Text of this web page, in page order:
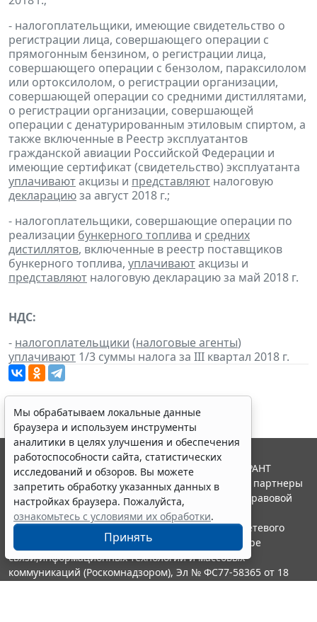
- налогоплательщики, имеющие свидетельство о
регистрации лица, совершающего операции с
прямогонным бензином, о регистрации лица,
совершающего операции с бензолом, параксилолом
или ортоксилолом, о регистрации организации,
совершающей операции со средними дистиллятами,
о регистрации организации, совершающей
операции с денатурированным этиловым спиртом, а
также включенные в Реестр эксплуатантов
гражданской авиации Российской Федерации и
имеющие сертификат (свидетельство) эксплуатанта
уплачиваютакцизы и представляют налоговую
декларациюза август 2018 г.;
- налогоплательщики, совершающие операции по
реализации бункерного топлива и средних
дистиллятов, включенные в реестр поставщиков
бункерного топлива, уплачиваютакцизы и
представляют налоговую декларацию за май 2018 г.
НДС:
- налогоплательщики (налоговые агенты)
уплачивают 1/3 суммы налога за III квартал 2018 г.
Мы обрабатываем локальные данные
браузера и используем инструменты
аналитики в целях улучшения и обеспечения
работоспособности сайта, статистических
исследований и обзоров. Вы можете
запретить обработку указанных данных в
настройках браузера. Пожалуйста,
ознакомьтесь с условиями их обработки.
Принять
© ООО "НПП "ГАРАНТ-СЕРВИС", 2026. Система ГАРАНТ
выпускается с 1990 года. Компания "Гарант" и ее партнеры
являются участниками Российской ассоциации правовой
информации ГАРАНТ.
Портал ГАРАНТ.РУ зарегистрирован в качестве сетевого
издания Федеральной службой по надзору в сфере
связи,информационных технологий и массовых
коммуникаций (Роскомнадзором), Эл № ФС77-58365 от 18